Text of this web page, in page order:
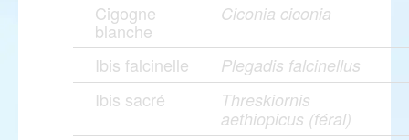
Cigogne
blanche
Ciconia ciconia
Ibis falcinelle Plegadis falcinellus
Ibis sacré
Threskiornis
aethiopicus (féral)